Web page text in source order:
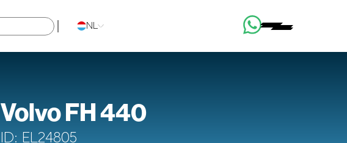
NL
Volvo FH 440
ID: EL24805